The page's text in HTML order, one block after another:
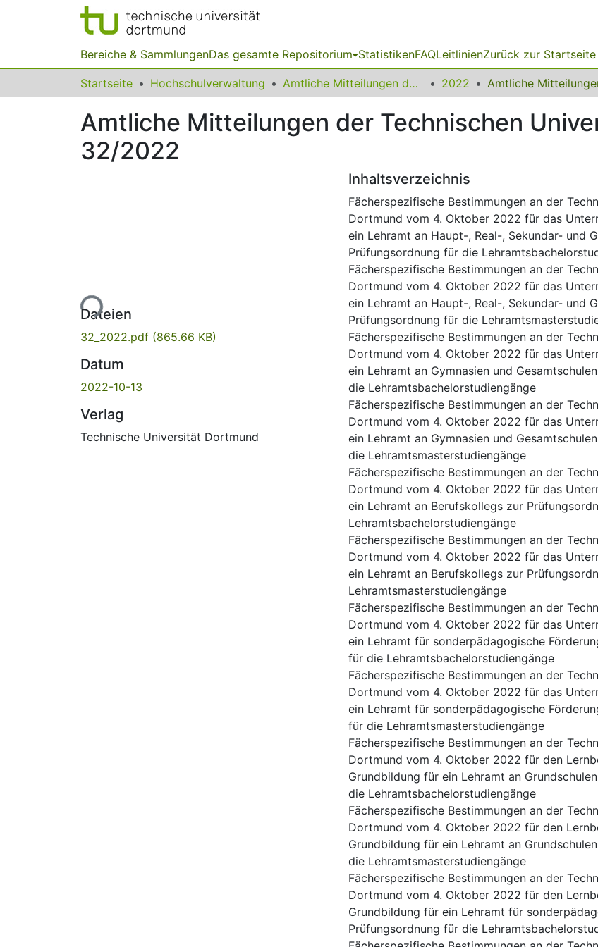
Bereiche & SammlungenDas gesamte Repositorium StatistikenFAQLeitlinienZurück zur Startseite
Startseite Hochschulverwaltung Amtliche Mitteilungen der Technischen Universität Dortmund 2022
Amtliche Mitteilungen der Technischen
32/2022
Lade...
Dateien
32_2022.pdf (865.66 KB)
Datum
2022-10-13
Verlag
Technische Universität Dortmund
Inhaltsverzeichnis
Fächerspezifische Bestimmungen an der
Dortmund vom 4. Oktober 2022 für das
ein Lehramt an Haupt-, Real-, Sekundar- und
Prüfungsordnung für die
Fächerspezifische Bestimmungen an der
Dortmund vom 4. Oktober 2022 für das
ein Lehramt an Haupt-, Real-, Sekundar- und
Prüfungsordnung für die
Fächerspezifische Bestimmungen an der
Dortmund vom 4. Oktober 2022 für das
ein Lehramt an Gymnasien und
die Lehramtsbachelorstudiengänge
Fächerspezifische Bestimmungen an der
Dortmund vom 4. Oktober 2022 für das
ein Lehramt an Gymnasien und
die Lehramtsmasterstudiengänge
Fächerspezifische Bestimmungen an der
Dortmund vom 4. Oktober 2022 für das
ein Lehramt an Berufskollegs zur
Lehramtsbachelorstudiengänge
Fächerspezifische Bestimmungen an der
Dortmund vom 4. Oktober 2022 für das
ein Lehramt an Berufskollegs zur
Lehramtsmasterstudiengänge
Fächerspezifische Bestimmungen an der
Dortmund vom 4. Oktober 2022 für das
ein Lehramt für sonderpädagogische
für die Lehramtsbachelorstudiengänge
Fächerspezifische Bestimmungen an der
Dortmund vom 4. Oktober 2022 für das
ein Lehramt für sonderpädagogische
für die Lehramtsmasterstudiengänge
Fächerspezifische Bestimmungen an der
Dortmund vom 4. Oktober 2022 für den
Grundbildung für ein Lehramt an
die Lehramtsbachelorstudiengänge
Fächerspezifische Bestimmungen an der
Dortmund vom 4. Oktober 2022 für den
Grundbildung für ein Lehramt an
die Lehramtsmasterstudiengänge
Fächerspezifische Bestimmungen an der
Dortmund vom 4. Oktober 2022 für den
Grundbildung für ein Lehramt für
Prüfungsordnung für die